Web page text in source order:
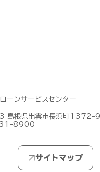
ーンサービスセンター
根県出雲市長浜町1372-9
8900